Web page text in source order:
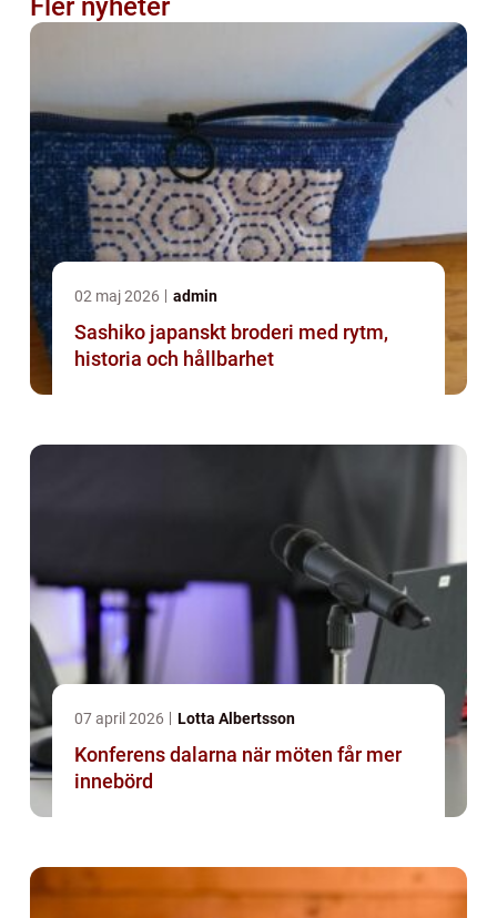
Fler nyheter
02 maj 2026 admin
Sashiko japanskt broderi med rytm,
historia och hållbarhet
07 april 2026 Lotta Albertsson
Konferens dalarna när möten får mer
innebörd